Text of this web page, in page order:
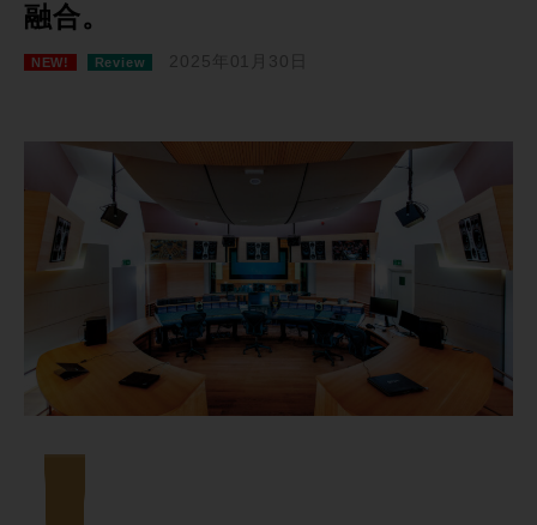
融合。
NEW! Review 2025年01月30日